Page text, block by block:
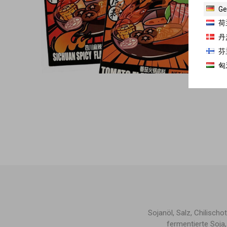
Sojanöl, Salz,
fermentierte
荷
丹
芬
匈